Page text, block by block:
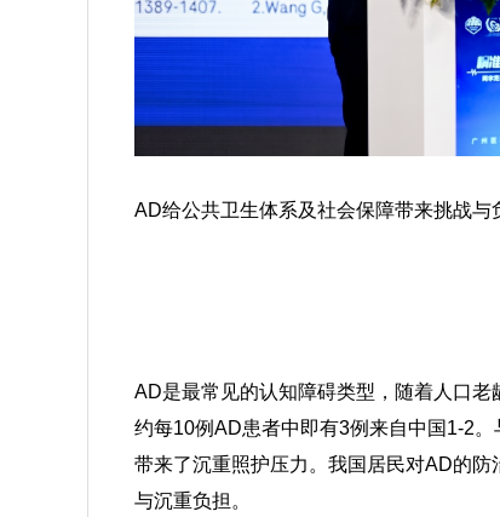
AD给公共卫生体系及社会保障带来挑战与
AD是最常见的认知障碍类型，随着人口
约每10例AD患者中即有3例来自中国1-2。
带来了沉重照护压力。我国居民对AD的
与沉重负担。